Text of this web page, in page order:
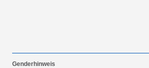
Genderhinweis